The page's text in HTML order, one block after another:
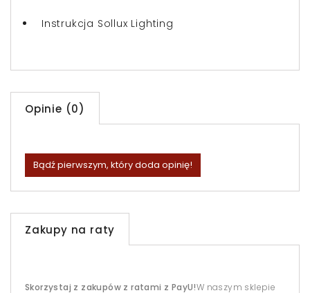
Instrukcja Sollux Lighting
Opinie (0)
Bądź pierwszym, który doda opinię!
Zakupy na raty
Skorzystaj z zakupów z ratami z PayU!W naszym sklepie